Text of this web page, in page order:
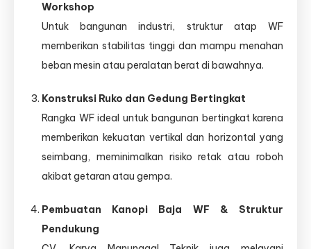
Workshop
Untuk bangunan industri, struktur atap WF
memberikan stabilitas tinggi dan mampu menahan
beban mesin atau peralatan berat di bawahnya.
Konstruksi Ruko dan Gedung Bertingkat
Rangka WF ideal untuk bangunan bertingkat karena
memberikan kekuatan vertikal dan horizontal yang
seimbang, meminimalkan risiko retak atau roboh
akibat getaran atau gempa.
Pembuatan Kanopi Baja WF & Struktur
Pendukung